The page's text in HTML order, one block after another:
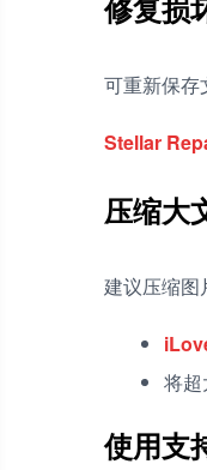
修复损
可重新保存
Stellar
压缩大
建议压缩图
将
使用支